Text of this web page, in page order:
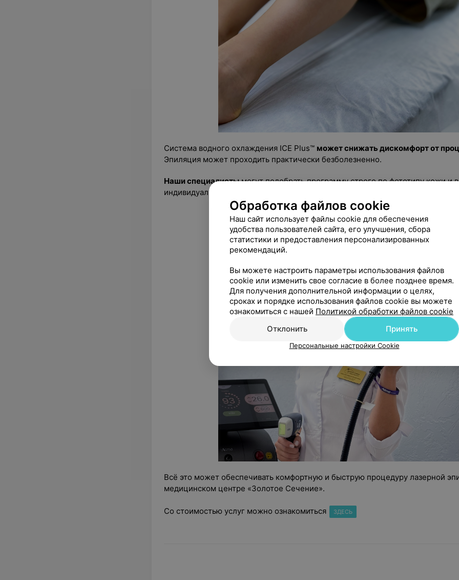
Cистема водного охлаждения ICE Plus™️ может снижать дискомфорт от
Эпиляция может проходить практически безболезненно.
Наши специалистымогут подобрать программу строго по фототипу кожи и в
индивидуальными особенностями каждого клиента.
Всё это может обеспечивать комфортную и быструю процедуру лазерной
медицинском центре «Золотое Сечение».
Со стоимостью услуг можно ознакомиться ЗДЕСЬ
Обработка файлов cookie
Наш сайт использует файлы cookie для обеспечения
удобства пользователей сайта, его улучшения, сбора
статистики и предоставления персонализированных
рекомендаций.
Вы можете настроить параметры использования файлов
cookie или изменить свое согласие в более позднее время.
Для получения дополнительной информации о целях,
сроках и порядке использования файлов cookie вы можете
ознакомиться с нашей Политикой обработки файлов cookie
Отклонить
Принять
Персональные настройки Cookie